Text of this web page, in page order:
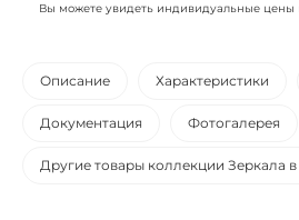
Вы можете увидеть индивидуальные цены
Описание Характеристики
Документация Фотогалерея
Другие товары коллекции Зеркала